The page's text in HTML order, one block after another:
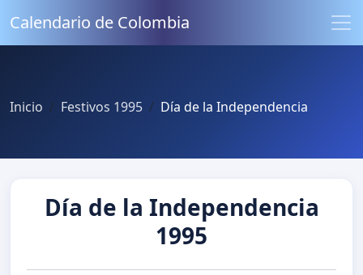
Calendario de Colombia
Inicio Festivos 1995 Día de la Independencia
Día de la Independencia
1995